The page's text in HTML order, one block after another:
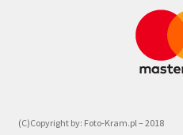
(C)Copyright by: Foto-Kram.pl – 2018